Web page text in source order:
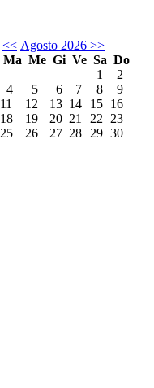
<< Agosto 2026 >>
Ma Me Gi Ve Sa Do
1
2
4 5 6 7 8
9
11 12 13 14 15 16
18 19 20 21 22
23
25 26 27 28 29 30